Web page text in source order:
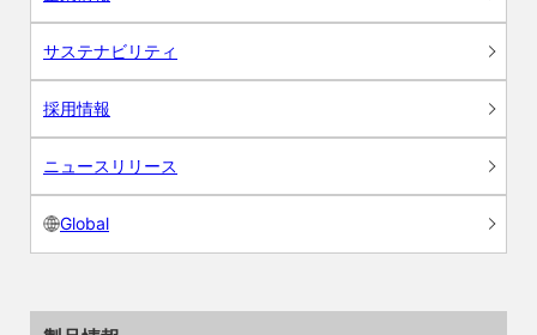
サステナビリティ
採用情報
ニュースリリース
Global